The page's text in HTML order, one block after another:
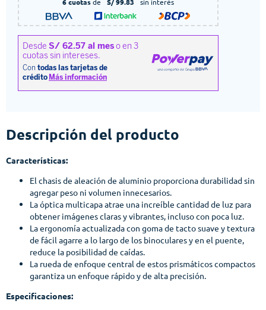
6 cuotasde S/ 99.83 sin interés
Descripción del producto
Características:
El chasis de aleación de aluminio proporciona durabilidad sin
agregar peso ni volumen innecesarios.
La óptica multicapa atrae una increíble cantidad de luz para
obtener imágenes claras y vibrantes, incluso con poca luz.
La ergonomía actualizada con goma de tacto suave y textura
de fácil agarre a lo largo de los binoculares y en el puente,
reduce la posibilidad de caídas.
La rueda de enfoque central de estos prismáticos compactos
garantiza un enfoque rápido y de alta precisión.
Especificaciones: